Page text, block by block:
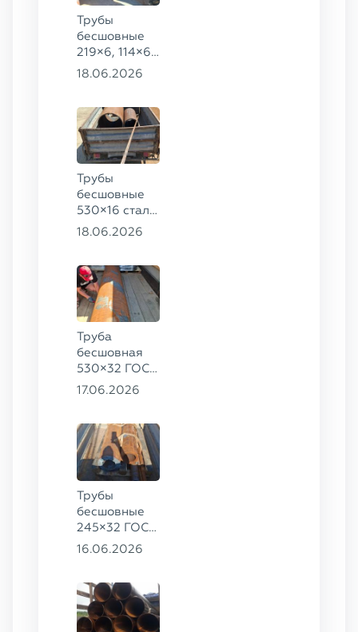
Трубы
бесшовные
219×6, 114×6,
57×6 ГОСТ
18.06.2026
Трубы
бесшовные
530×16 сталь
13ХФА,
18.06.2026
Труба
бесшовная
530×32 ГОСТ
8732-78, ст.
17.06.2026
Трубы
бесшовные
245×32 ГОСТ
8732-78, ст.
16.06.2026